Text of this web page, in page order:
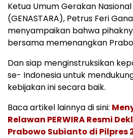
Ketua Umum Gerakan
(GENASTARA), Petrus Feri
menyampaikan bahwa
bersama memenangkan
Dan siap menginstruksikan
se- Indonesia untuk
kebijakan ini secara baik.
Baca artikel lainnya di sini:
Relawan PERWIRA Resmi
Prabowo Subianto di Pilpres